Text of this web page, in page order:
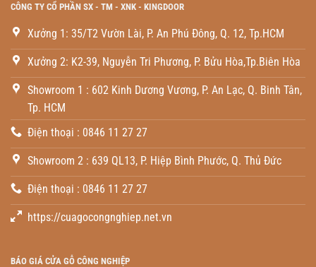
CÔNG TY CỔ PHẦN SX - TM - XNK - KINGDOOR
Xưởng 1: 35/T2 Vườn Lài, P. An Phú Đông, Q. 12, Tp.HCM
Xưởng 2: K2-39, Nguyễn Tri Phương, P. Bửu Hòa,Tp.Biên Hòa
Showroom 1 : 602 Kinh Dương Vương, P. An Lạc, Q. Binh Tân,
Tp. HCM
Điện thoại : 0846 11 27 27
Showroom 2 : 639 QL13, P. Hiệp Bình Phước, Q. Thủ Đức
Điện thoại : 0846 11 27 27
https://cuagocongnghiep.net.vn
BÁO GIÁ CỬA GỖ CÔNG NGHIỆP